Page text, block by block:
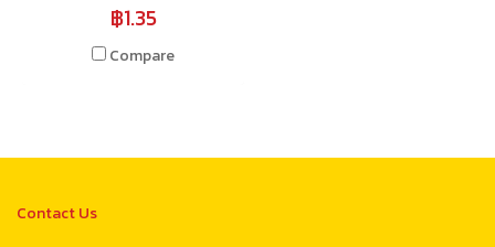
฿1.35
Compare
Contact Us